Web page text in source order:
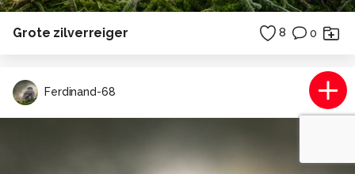
Grote zilverreiger 8 0
Ferdinand-68